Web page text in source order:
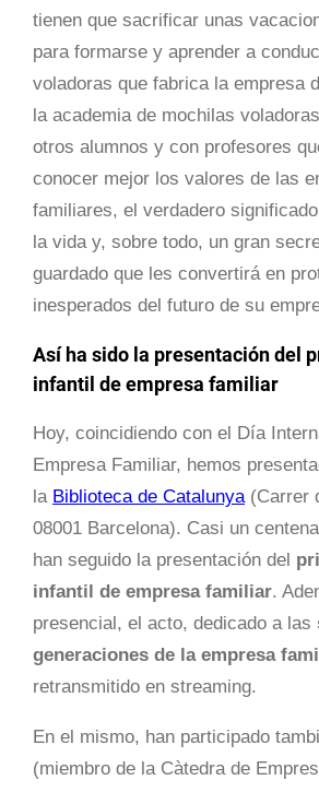
tienen que sacrificar unas
para formarse y aprender a
voladoras que fabrica la empresa
la academia de mochilas
otros alumnos y con profesores
conocer mejor los valores de las
familiares, el verdadero
la vida y, sobre todo, un gran
guardado que les convertirá en
inesperados del futuro de su
Así ha sido la presentación del
infantil de empresa familiar
Hoy, coincidiendo con el Día
Empresa Familiar, hemos
la Biblioteca de Catalunya (Carrer
08001 Barcelona). Casi un
han seguido la presentación del
infantil de empresa familiar.
presencial, el acto, dedicado a las
generaciones de la empresa
retransmitido en streaming.
En el mismo, han participado
(miembro de la Càtedra de